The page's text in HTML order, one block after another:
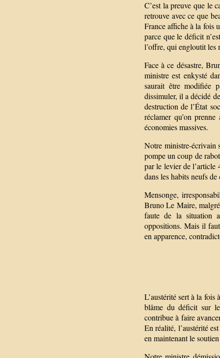
C’est la preuve que le
retrouve avec ce que
France affiche à la fois
parce que le déficit
l’offre, qui engloutit les
Face à ce désastre,
ministre est enkysté
saurait être modifiée
dissimuler, il a décidé
destruction de l’État
réclamer qu’on
économies massives.
Notre ministre-écrivain
pompe un coup de
par le levier de l’article
dans les habits neufs
Mensonge,
Bruno Le Maire,
faute de la situation
oppositions. Mais il
en apparence,
L’austérité sert à la fois
blâme du déficit sur
contribue à faire
En réalité, l’austérité
en maintenant le